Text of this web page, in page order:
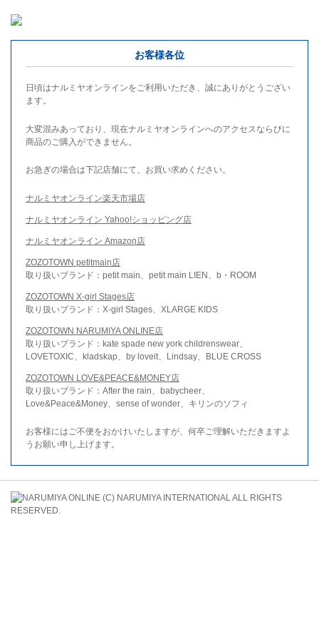
お客様各位
日頃はナルミヤオンラインをご利用いただき、誠にありがとうござい
ます。
大変混みあっており、現在ナルミヤオンラインへのアクセスならびに
商品のご購入ができません。
お急ぎの場合は下記店舗にて、お買い求めください。
ナルミヤオンライン楽天市場店
ナルミヤオンライン Yahoo!ショッピング店
ナルミヤオンライン Amazon店
ZOZOTOWN petitmain店
取り扱いブランド：petit main、petit main LIEN、b・ROOM
ZOZOTOWN X-girl Stages店
取り扱いブランド：X-girl Stages、XLARGE KIDS
ZOZOTOWN NARUMIYA ONLINE店
取り扱いブランド：kate spade new york childrenswear、
LOVETOXIC、kladskap、by loveit、Lindsay、BLUE CROSS
ZOZOTOWN LOVE&PEACE&MONEY店
取り扱いブランド：After the rain、babycheer、
Love&Peace&Money、sense of wonder、キリンのソフィ
お客様にはご不便をおかけいたしますが、何卒ご理解いただきますよ
うお願い申し上げます。